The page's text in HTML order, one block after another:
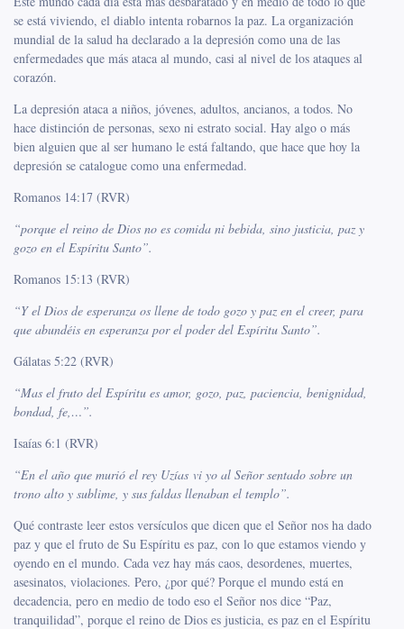
se está viviendo, el diablo intenta robarnos la paz. La organización
mundial de la salud ha declarado a la depresión como una de las
enfermedades que más ataca al mundo, casi al nivel de los ataques al
corazón.
La depresión ataca a niños, jóvenes, adultos, ancianos, a todos. No
hace distinción de personas, sexo ni estrato social. Hay algo o más
bien alguien que al ser humano le está faltando, que hace que hoy la
depresión se catalogue como una enfermedad.
Romanos 14:17 (RVR)
“porque el reino de Dios no es comida ni bebida, sino justicia, paz y
gozo en el Espíritu Santo”.
Romanos 15:13 (RVR)
“Y el Dios de esperanza os llene de todo gozo y paz en el creer, para
que abundéis en esperanza por el poder del Espíritu Santo”.
Gálatas 5:22 (RVR)
“Mas el fruto del Espíritu es amor, gozo, paz, paciencia, benignidad,
bondad, fe,…”.
Isaías 6:1 (RVR)
“En el año que murió el rey Uzías vi yo al Señor sentado sobre un
trono alto y sublime, y sus faldas llenaban el templo”.
Qué contraste leer estos versículos que dicen que el Señor nos ha dado
paz y que el fruto de Su Espíritu es paz, con lo que estamos viendo y
oyendo en el mundo. Cada vez hay más caos, desordenes, muertes,
asesinatos, violaciones. Pero, ¿por qué? Porque el mundo está en
decadencia, pero en medio de todo eso el Señor nos dice “Paz,
tranquilidad”, porque el reino de Dios es justicia, es paz en el Espíritu